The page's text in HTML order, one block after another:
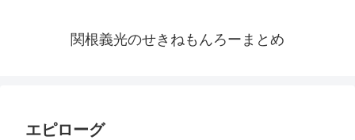
関根義光のせきねもんろーまとめ
エピローグ